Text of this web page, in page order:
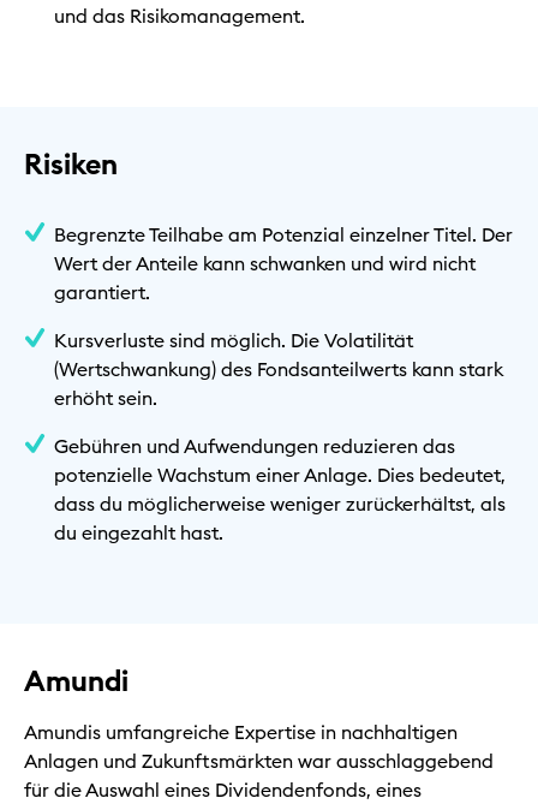
und das Risikomanagement.
Risiken
Begrenzte Teilhabe am Potenzial einzelner Titel. Der
Wert der Anteile kann schwanken und wird nicht
garantiert.
Kursverluste sind möglich. Die Volatilität
(Wertschwankung) des Fondsanteilwerts kann stark
erhöht sein.
Gebühren und Aufwendungen reduzieren das
potenzielle Wachstum einer Anlage. Dies bedeutet,
dass du möglicherweise weniger zurückerhältst, als
du eingezahlt hast.
Amundi
Amundis umfangreiche Expertise in nachhaltigen
Anlagen und Zukunftsmärkten war ausschlaggebend
für die Auswahl eines Dividendenfonds, eines